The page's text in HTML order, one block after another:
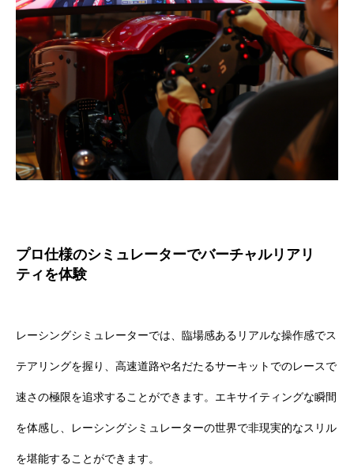
プロ仕様のシミュレーターでバーチャルリアリ
ティを体験
レーシングシミュレーターでは、臨場感あるリアルな操作感でス
テアリングを握り、高速道路や名だたるサーキットでのレースで
速さの極限を追求することができます。エキサイティングな瞬間
を体感し、レーシングシミュレーターの世界で非現実的なスリル
を堪能することができます。